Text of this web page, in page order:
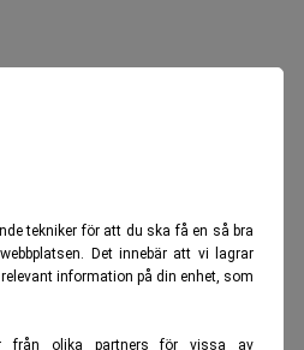
tekniker för att du ska få en så bra
Det innebär att vi lagrar
information på din enhet, som
från olika partners för vissa av